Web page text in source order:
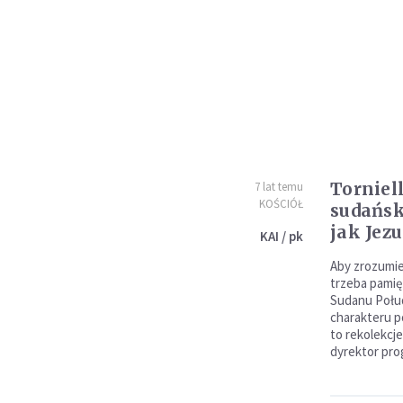
7 lat temu
KOŚCIÓŁ
KAI / pk
jak
Aby
trzeba
Sudanu
charakteru
to
dyrektor